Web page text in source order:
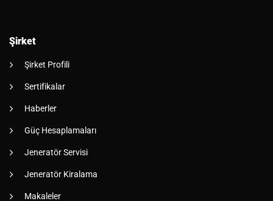
Şirket
Şirket Profili
Sertifikalar
Haberler
Güç Hesaplamaları
Jeneratör Servisi
Jeneratör Kiralama
Makaleler